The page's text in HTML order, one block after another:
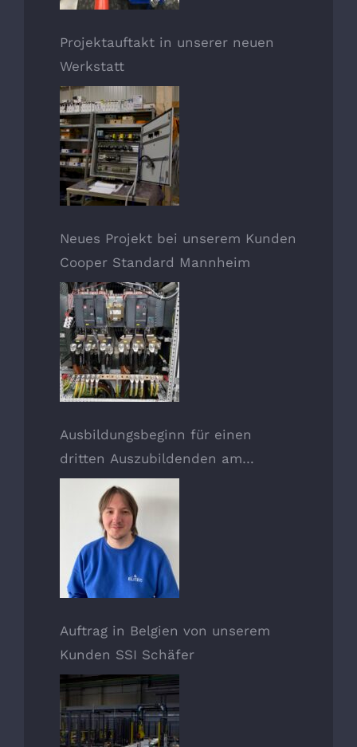
Projektauftakt in unserer neuen
Werkstatt
Neues Projekt bei unserem Kunden
Cooper Standard Mannheim
Ausbildungsbeginn für einen
dritten Auszubildenden am
01.11.2020
Auftrag in Belgien von unserem
Kunden SSI Schäfer